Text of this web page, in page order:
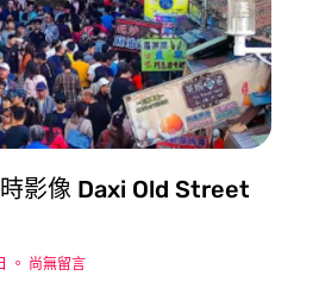
影像 Daxi Old Street
尚無留言